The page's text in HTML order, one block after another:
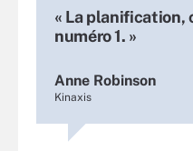
« La planification,
numéro 1. »
Anne Robinson
Kinaxis